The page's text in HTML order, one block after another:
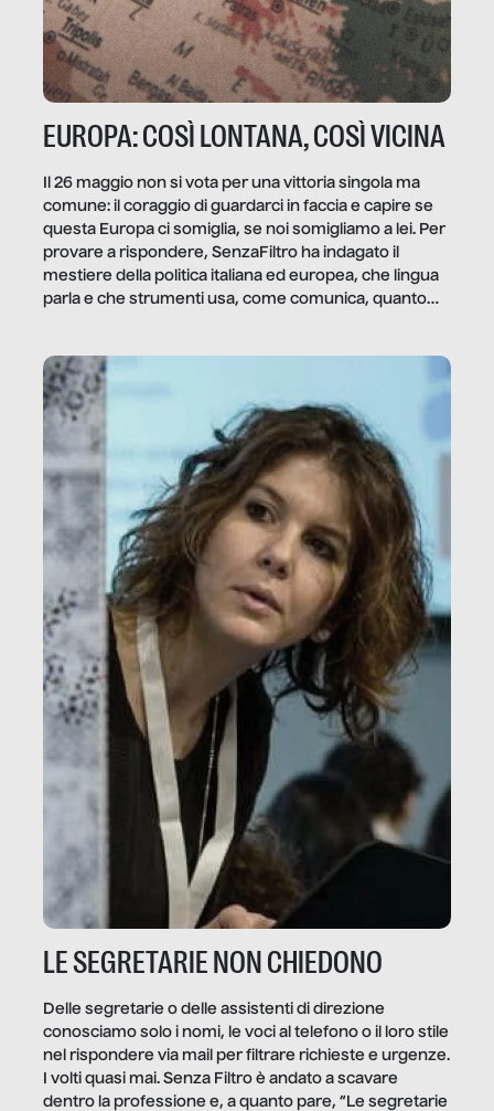
EUROPA: COSÌ LONTANA, COSÌ VICINA
Il 26 maggio non si vota per una vittoria singola ma
comune: il coraggio di guardarci in faccia e capire se
questa Europa ci somiglia, se noi somigliamo a lei. Per
provare a rispondere, SenzaFiltro ha indagato il
mestiere della politica italiana ed europea, che lingua
parla e che strumenti usa, come comunica, quanto
LE SEGRETARIE NON CHIEDONO
Delle segretarie o delle assistenti di direzione
conosciamo solo i nomi, le voci al telefono o il loro stile
nel rispondere via mail per filtrare richieste e urgenze.
I volti quasi mai. Senza Filtro è andato a scavare
dentro la professione e, a quanto pare, “Le segretarie